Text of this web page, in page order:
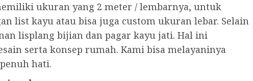
ukuran yang 2 meter / lembarnya, untuk
list kayu atau bisa juga custom ukuran lebar. Selain
lisplang bijian dan pagar kayu jati. Hal ini
serta konsep rumah. Kami bisa melayaninya
hati.